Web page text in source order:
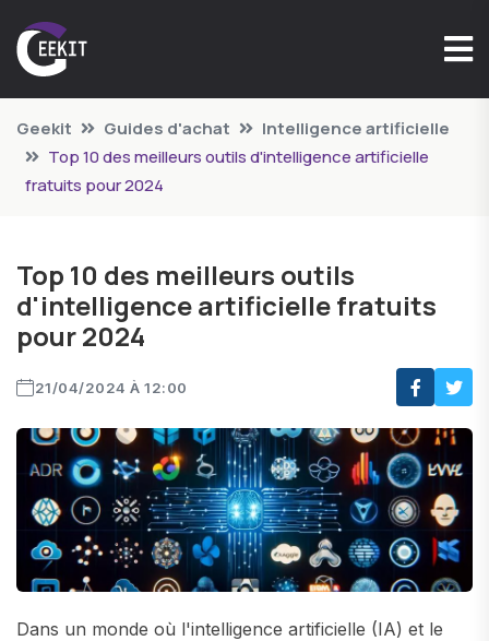
Geekit Guides d'achat
Intelligence artificielle
Top 10 des meilleurs outils d'intelligence artificielle
fratuits pour 2024
Top 10 des meilleurs outils
d'intelligence artificielle fratuits
pour 2024
21/04/2024 À 12:00
Dans un monde où l'intelligence artificielle (IA) et le